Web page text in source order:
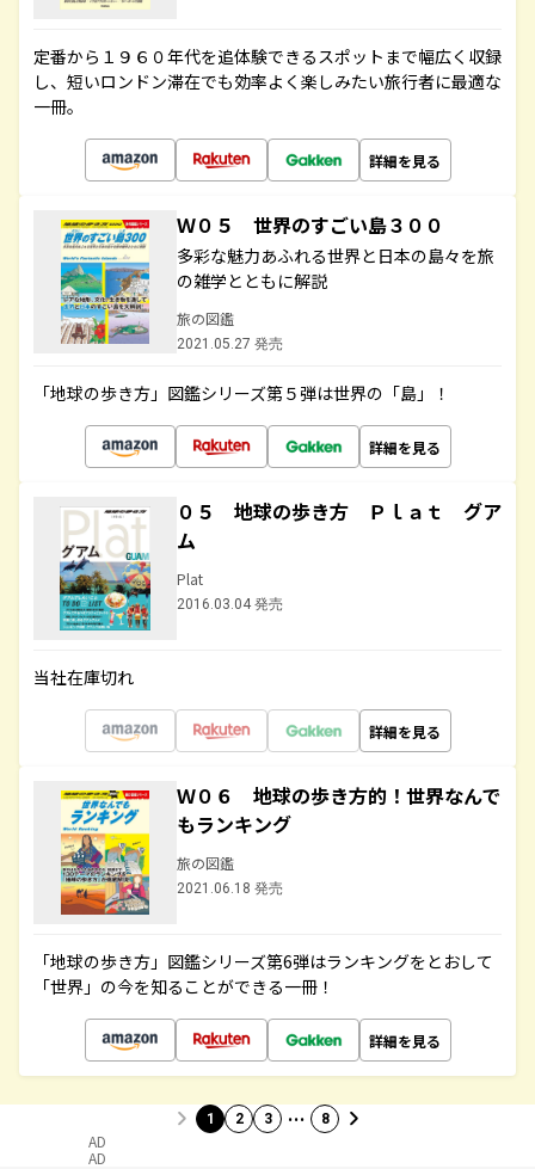
定番から１９６０年代を追体験できるスポットまで幅広く収録
し、短いロンドン滞在でも効率よく楽しみたい旅行者に最適な
一冊。
詳細を見る
Ｗ０５ 世界のすごい島３００
多彩な魅力あふれる世界と日本の島々を旅
の雑学とともに解説
旅の図鑑
2021.05.27 発売
「地球の歩き方」図鑑シリーズ第５弾は世界の「島」！
詳細を見る
０５ 地球の歩き方 Ｐｌａｔ グア
ム
Plat
2016.03.04 発売
当社在庫切れ
詳細を見る
Ｗ０６ 地球の歩き方的！世界なんで
もランキング
旅の図鑑
2021.06.18 発売
「地球の歩き方」図鑑シリーズ第6弾はランキングをとおして
「世界」の今を知ることができる一冊！
詳細を見る
1 2 3 … 8
AD
AD